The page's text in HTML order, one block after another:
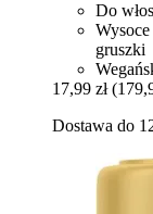
Do
gruszki
17,99 zł
Dostawa do